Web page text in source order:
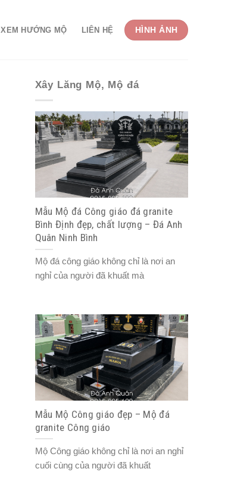
XEM HƯỚNG MỘ LIÊN HỆ HÌNH ẢNH
Xây Lăng Mộ, Mộ đá
Mẫu Mộ đá Công giáo đá granite
Bình Định đẹp, chất lượng – Đá Anh
Quân Ninh Bình
Mộ đá công giáo không chỉ là nơi an
nghỉ của người đã khuất mà
Mẫu Mộ Công giáo đẹp – Mộ đá
granite Công giáo
Mộ Công giáo không chỉ là nơi an nghỉ
cuối cùng của người đã khuất